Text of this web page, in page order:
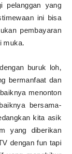
pelanggan yang
ini bisa
pembayaran
muka.
buruk loh,
bermanfaat dan
menonton
bersama-
kita asik
yang diberikan
dengan fun tapi